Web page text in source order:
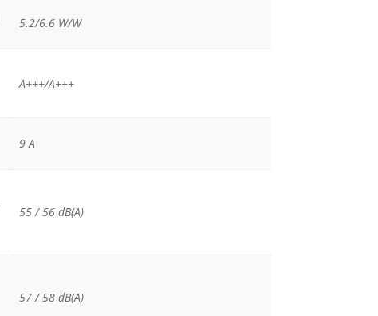
5.2/6.6 W/W
Α+++/Α+++
9 A
55 / 56 dB(A)
57 / 58 dB(A)